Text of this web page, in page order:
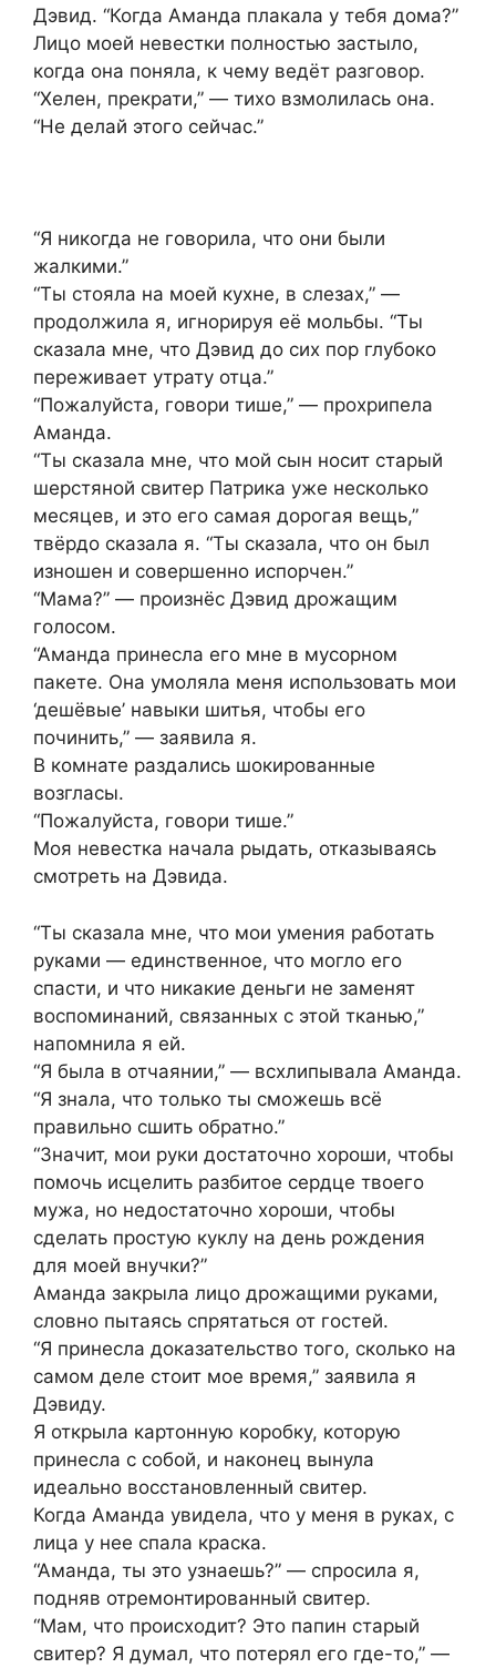
Дэвид. “Когда Аманда плакала у тебя дома?”
Лицо моей невестки полностью застыло,
когда она поняла, к чему ведёт разговор.
“Хелен, прекрати,” — тихо взмолилась она.
“Не делай этого сейчас.”
“Я никогда не говорила, что они были
жалкими.”
“Ты стояла на моей кухне, в слезах,” —
продолжила я, игнорируя её мольбы. “Ты
сказала мне, что Дэвид до сих пор глубоко
переживает утрату отца.”
“Пожалуйста, говори тише,” — прохрипела
Аманда.
“Ты сказала мне, что мой сын носит старый
шерстяной свитер Патрика уже несколько
месяцев, и это его самая дорогая вещь,”
твёрдо сказала я. “Ты сказала, что он был
изношен и совершенно испорчен.”
“Мама?” — произнёс Дэвид дрожащим
голосом.
“Аманда принесла его мне в мусорном
пакете. Она умоляла меня использовать мои
‘дешёвые’ навыки шитья, чтобы его
починить,” — заявила я.
В комнате раздались шокированные
возгласы.
“Пожалуйста, говори тише.”
Моя невестка начала рыдать, отказываясь
смотреть на Дэвида.
“Ты сказала мне, что мои умения работать
руками — единственное, что могло его
спасти, и что никакие деньги не заменят
воспоминаний, связанных с этой тканью,”
напомнила я ей.
“Я была в отчаянии,” — всхлипывала Аманда.
“Я знала, что только ты сможешь всё
правильно сшить обратно.”
“Значит, мои руки достаточно хороши, чтобы
помочь исцелить разбитое сердце твоего
мужа, но недостаточно хороши, чтобы
сделать простую куклу на день рождения
для моей внучки?”
Аманда закрыла лицо дрожащими руками,
словно пытаясь спрятаться от гостей.
“Я принесла доказательство того, сколько на
самом деле стоит мое время,” заявила я
Дэвиду.
Я открыла картонную коробку, которую
принесла с собой, и наконец вынула
идеально восстановленный свитер.
Когда Аманда увидела, что у меня в руках, с
лица у нее спала краска.
“Аманда, ты это узнаешь?” — спросила я,
подняв отремонтированный свитер.
“Мам, что происходит? Это папин старый
свитер? Я думал, что потерял его где-то,” —